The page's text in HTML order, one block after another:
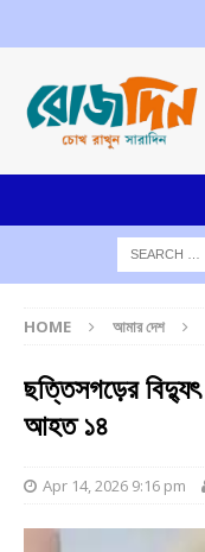
HOME আমার দেশ
ছত্তিসগড়ের
আহত ১৪
Apr 14, 2026 9:16 pm